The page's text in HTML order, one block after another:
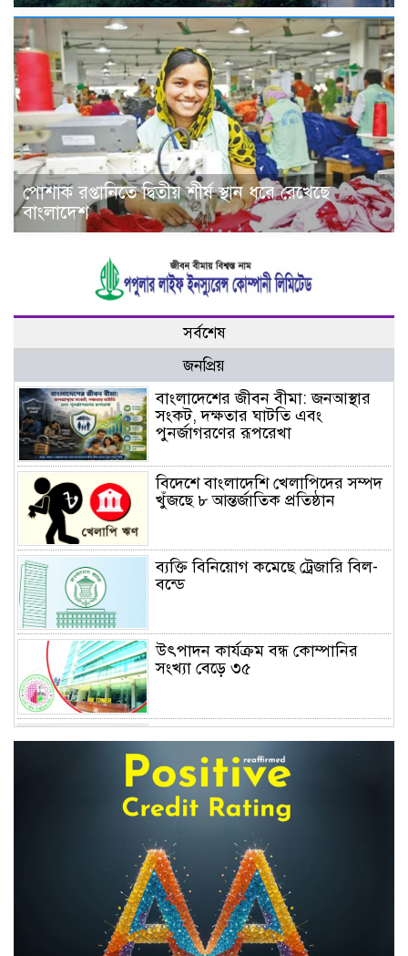
পোশাক রপ্তানিতে দ্বিতীয় শীর্ষ স্থান ধরে রেখেছে
বাংলাদেশ
সর্বশেষ
জনপ্রিয়
বাংলাদেশের জীবন বীমা: জনআস্থার
সংকট, দক্ষতার ঘাটতি এবং
পুনর্জাগরণের রূপরেখা
বিদেশে বাংলাদেশি খেলাপিদের সম্পদ
খুঁজছে ৮ আন্তর্জাতিক প্রতিষ্ঠান
ব্যক্তি বিনিয়োগ কমেছে ট্রেজারি বিল-
বন্ডে
উৎপাদন কার্যক্রম বন্ধ কোম্পানির
সংখ্যা বেড়ে ৩৫
শতাংশ টিআইএনধারী রিটার্ন দেয়নি